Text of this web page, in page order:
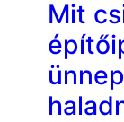
Mit